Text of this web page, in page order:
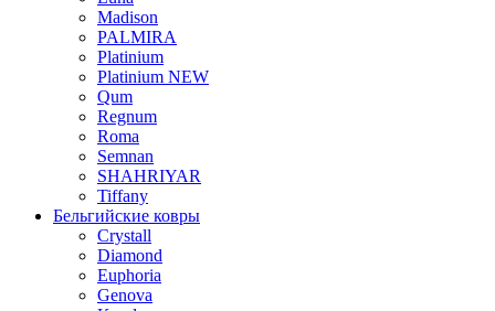
Madison
PALMIRA
Platinium
Platinium NEW
Qum
Regnum
Roma
Semnan
SHAHRIYAR
Tiffany
Бельгийские ковры
Crystall
Diamond
Euphoria
Genova